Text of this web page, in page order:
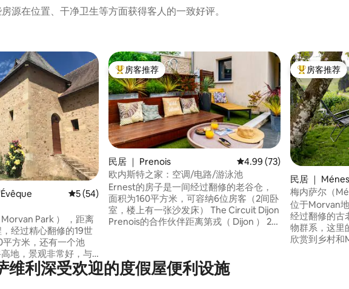
源在位置、干净卫生等方面获得客人的一致好评。
共 71 条评价
平均评分 5 分（满分 5 分），共 54 条评价
5 (54)
Park ） ，距离
经过精心翻修的19世
方米，还有一个池
地，景观非常好，与
住宅），安静且无噪
热门「房客推荐」
房客推荐
民居 ｜ Prenois 平均评分 4.99 分（满分 5
4.99 (73)
欧内斯特之家：空调/电路/游泳池
Ernest的房子是一间经过翻修的老谷仓，
面积为160平方米，可容纳6位房客（2间卧
室，楼上有一张沙发床） The Circuit Dijon
Prenois的合作伙伴距离第戎（ Dijon ） 2分
您的车将停在带安全大门的私人庭院内。
热门「房客
房客推荐
民居 ｜
梅内萨尔（
Mésanges”
位于Morvan
经过翻修的古
物群系，这里
欣赏到乡村和
维利深受欢迎的度假屋便利设施